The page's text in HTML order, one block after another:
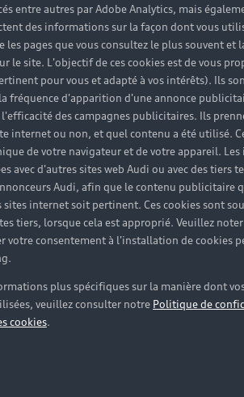
Politique sur les cookies
Politique de confidentialité
pneumatiques
Carrières
et options présentés sur les
pas être disponibles à la Réunion.
contactez votre concession
entre autres par Adobe Analytics, mais
des informations sur la façon dont vous
les pages que vous consultez le plus souvent et
le site. L'objectif de ces cookies est de vous
pour vous et adapté à vos intérêts). Ils
fréquence d'apparition d'une annonce
des campagnes publicitaires. Ils
internet ou non, et quel contenu a été utilisé.
de votre navigateur et de votre appareil.
avec d'autres sites web Audi ou avec des tiers
Audi, afin que le contenu publicitaire
sites internet soit pertinent. Ces cookies sont
tiers, lorsque cela est approprié. Veuillez noter
votre consentement à l'installation de cookies
plus spécifiques sur la manière dont
veuillez consulter notre Politique de
cookies.